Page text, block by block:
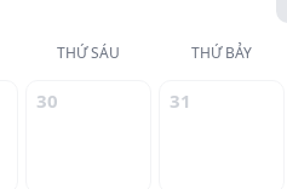
THỨ SÁU THỨ BẢY
30 31